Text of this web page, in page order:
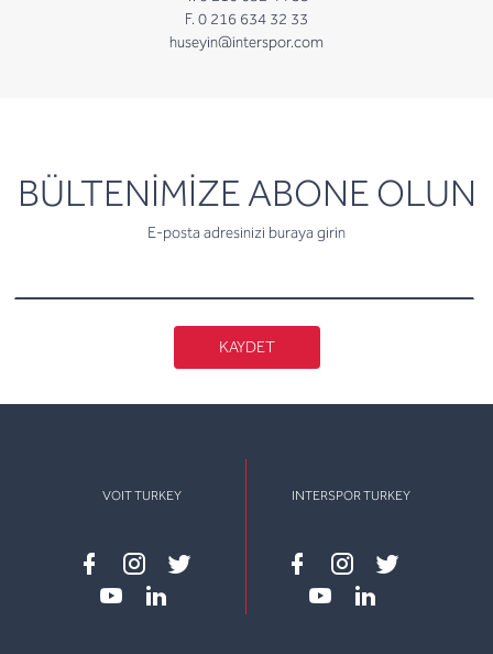
F. 0 216 634 32 33
huseyin@interspor.com
BÜLTENİMİZE ABONE OLUN
E-posta adresinizi buraya girin
newsletter
KAYDET
VOIT TURKEY
Facebook
instagram
twitter
INTERSPOR TURKEY
Facebook
instagram
twitter